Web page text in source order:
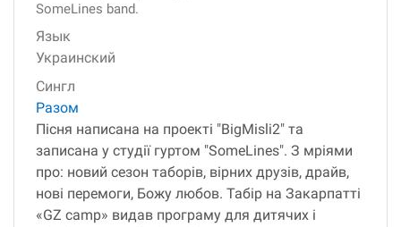
SomeLines band.
Язык
Украинский
Сингл
Разом
Пісня написана на проекті "BigMisli2" та
записана у студії гуртом "SomeLines". З мріями
про: новий сезон таборів, вірних друзів, драйв,
нові перемоги, Божу любов. Табір на Закарпатті
«GZ camp» видав програму для дитячих і